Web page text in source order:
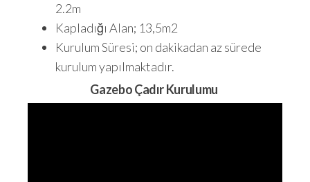
2.2m
Kapladığı Alan; 13,5m2
Kurulum Süresi; on dakikadan az sürede
kurulum yapılmaktadır.
Gazebo Çadır Kurulumu